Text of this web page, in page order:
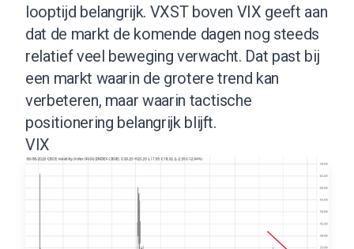
looptijd belangrijk. VXST boven VIX geeft aan
dat de markt de komende dagen nog steeds
relatief veel beweging verwacht. Dat past bij
een markt waarin de grotere trend kan
verbeteren, maar waarin tactische
positionering belangrijk blijft.
VIX